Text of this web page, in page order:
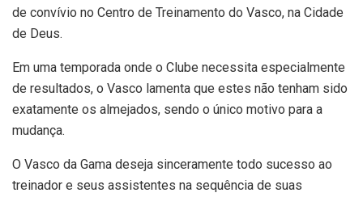
de convívio no Centro de Treinamento do Vasco, na Cidade
de Deus.
Em uma temporada onde o Clube necessita especialmente
de resultados, o Vasco lamenta que estes não tenham sido
exatamente os almejados, sendo o único motivo para a
mudança.
O Vasco da Gama deseja sinceramente todo sucesso ao
treinador e seus assistentes na sequência de suas